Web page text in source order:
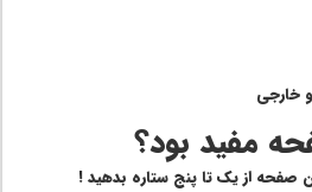
خارجی
مفید بود؟
صفحه از یک تا پنج ستاره بدهید !